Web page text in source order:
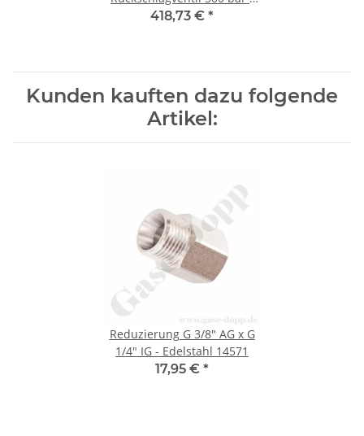
Eingang 1/4" NPT IG 90° /
418,73 € *
Kunden kauften dazu folgende
Artikel:
Reduzierung G 3/8" AG x G
1/4" IG - Edelstahl 14571
17,95 € *